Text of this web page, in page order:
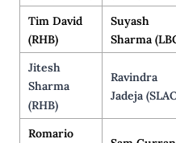
Tim David
(RHB)
Suyash
Sharma
Jitesh
Sharma
(RHB)
Ravindra
Jadeja
Romario